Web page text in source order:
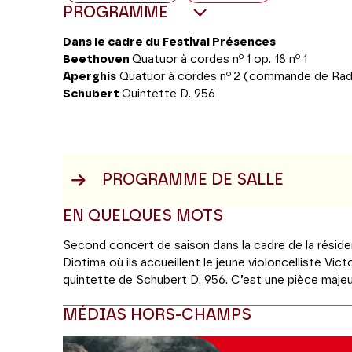
PROGRAMME
Dans le cadre du Festival Présences
Beethoven Quatuor à cordes no 1 op. 18 no 1
Aperghis Quatuor à cordes no 2 (commande de
Schubert Quintette D. 956
PROGRAMME DE SALLE
EN QUELQUES MOTS
Second concert de saison dans la cadre de la
Diotima où ils accueillent le jeune violoncelliste
quintette de Schubert D. 956. C’est une pièce
grande richesse d’expression et une dimension
en 1801, alors qu’il vient de terminer son premier
MÉDIAS HORS-CHAMPS